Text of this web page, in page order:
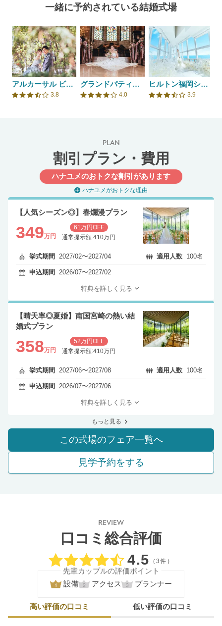
一緒に予約されている結婚式場
アルカーサル ビエントス
口コミ評価
3.8
グランドパティオ都城
口コミ評価
4.0
ヒルトン福岡シーホーク
口コミ評価
3.9
PLAN
割引プラン・費用
ハナユメのおトクな割引があります
ハナユメがおトクな理由
【人気シーズン◎】春爛漫プラン
349万円
61万円OFF
通常提示額:410万円
挙式期間 2027/02〜2027/04 適用人数 100名
申込期間 2026/07〜2027/02
特典を詳しく見る
【晴天率◎夏婚】南国宮崎の熱い結
婚式プラン
358万円
52万円OFF
通常提示額:410万円
挙式期間 2027/06〜2027/08 適用人数 100名
申込期間 2026/07〜2027/06
特典を詳しく見る
もっと見る
この式場のフェア一覧へ
見学予約をする
REVIEW
口コミ総合評価
口コミ評価
4.5 （3件）
先輩カップルの評価ポイント
設備
アクセス プランナー
高い評価の口コミ 低い評価の口コミ